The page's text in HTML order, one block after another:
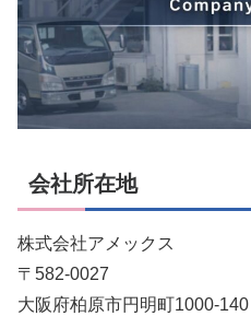
会社所在地
株式会社アメックス
〒582-0027
大阪府柏原市円明町1000-140